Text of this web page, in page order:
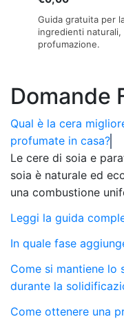
Guida gratuita per
ingredienti
profumazione.
Domande
Qual è la cera
profumate in casa?
Le cere di soia e
soia è naturale ed
una combustione
Leggi la guida
In quale fase
Come si mantiene lo
durante la
Come ottenere una